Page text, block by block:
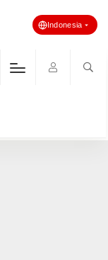
Indonesia